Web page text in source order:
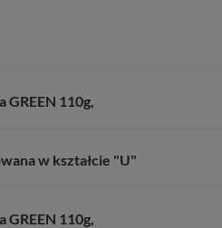
110g,
w kształcie "U"
110g,